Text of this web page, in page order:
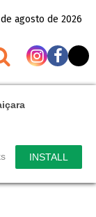
INSTALL
agosto de 2026